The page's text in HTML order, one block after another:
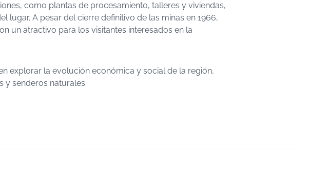
como plantas de procesamiento, talleres y viviendas,
lugar. A pesar del cierre definitivo de las minas en 1966,
un atractivo para los visitantes interesados en la
explorar la evolución económica y social de la región,
y senderos naturales.